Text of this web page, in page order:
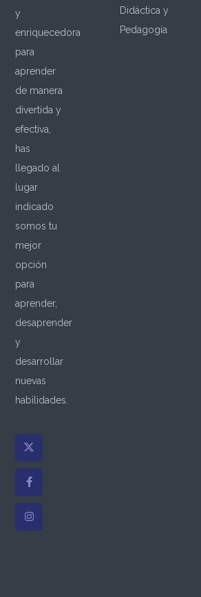
y
enriquecedora
para
aprender
de manera
divertida y
efectiva,
has
llegado al
lugar
indicado
somos tu
mejor
opción
para
aprender,
desaprender
y
desarrollar
nuevas
habilidades.
Didáctica y
Pedagogía